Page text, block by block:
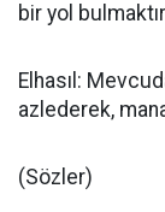
bir yol
Elhasıl:
azlederek,
(Sözler)